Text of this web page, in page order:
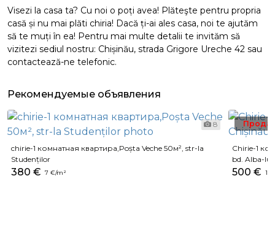
Visezi la casa ta? Cu noi o poți avea! Plăteşte pentru propria
casă și nu mai plăti chiria! Dacă ți-ai ales casa, noi te ajutăm
să te muți în ea! Pentru mai multe detalii te invităm să
vizitezi sediul nostru: Chișinău, strada Grigore Ureche 42 sau
contactează-ne telefonic.
Рекомендуемые объявления
8
chirie-1 комнатная квартира,Poșta Veche 50м², str-la
Studenților
380 € 7 €/m²
Chirie-1
bd. Alba-
500 € 11